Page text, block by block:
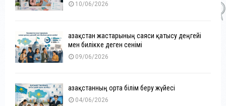
10/06/2026
Қазақстан жастарының саяси қатысу деңгейі
мен билікке деген сенімі
09/06/2026
Қазақстанның орта білім беру жүйесі
04/06/2026